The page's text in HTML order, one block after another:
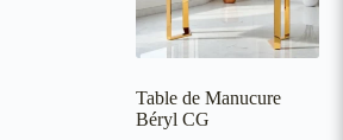
Table de Manucure
Béryl CG